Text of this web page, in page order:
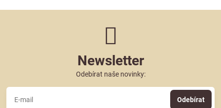
Newsletter
Odebírat naše novinky:
Odebírat